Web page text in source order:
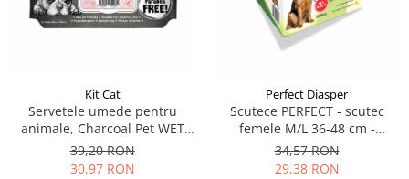
Kit Cat
Servetele umede pentru
animale, Charcoal Pet WET
Wipes, Floral- pachet 80 buc
39,20 RON
30,97 RON
Perfect Diasper
Scutece PERFECT - scutec
femele M/L 36-48 cm -
circumferinta taliei 12 buc
34,57 RON
29,38 RON